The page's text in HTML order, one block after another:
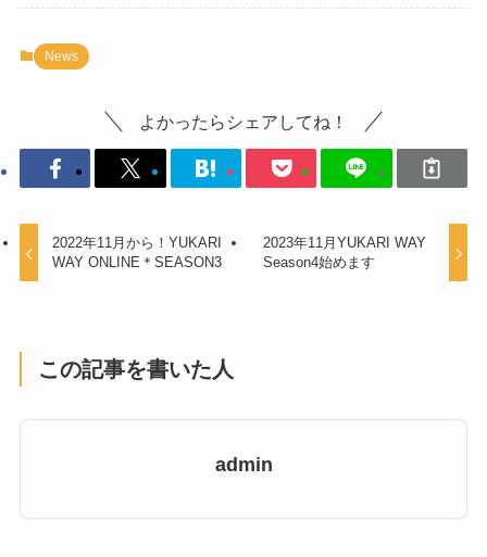
News
よかったらシェアしてね！
2022年11月から！YUKARI
WAY ONLINE＊SEASON3
2023年11月YUKARI WAY
Season4始めます
この記事を書いた人
admin